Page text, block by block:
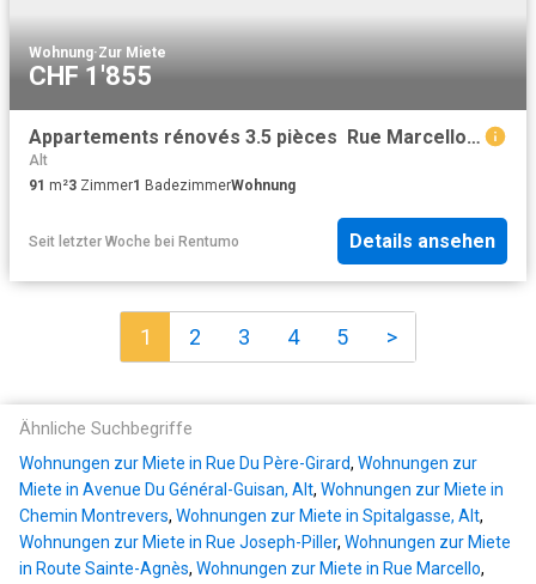
Wohnung·Zur Miete
CHF 1'855
Appartements rénovés 3.5 pièces  Rue Marcello, Fribourg
Alt
91 m²3 Zimmer1 BadezimmerWohnung
Seit letzter Woche bei Rentumo Details ansehen
1 2 3 4 5 >
Ähnliche Suchbegriffe
Wohnungen zur Miete in Rue Du Père-Girard, Wohnungen zur
Miete in Avenue Du Général-Guisan, Alt, Wohnungen zur Miete in
Chemin Montrevers, Wohnungen zur Miete in Spitalgasse, Alt,
Wohnungen zur Miete in Rue Joseph-Piller, Wohnungen zur Miete
in Route Sainte-Agnès, Wohnungen zur Miete in Rue Marcello,